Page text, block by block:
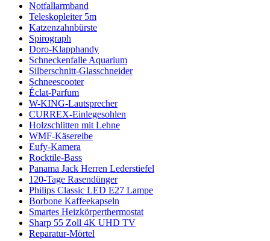
Notfallarmband
Teleskopleiter 5m
Katzenzahnbürste
Spirograph
Doro-Klapphandy
Schneckenfalle Aquarium
Silberschnitt-Glasschneider
Schneescooter
Éclat-Parfum
W-KING-Lautsprecher
CURREX-Einlegesohlen
Holzschlitten mit Lehne
WMF-Käsereibe
Eufy-Kamera
Rocktile-Bass
Panama Jack Herren Lederstiefel
120-Tage Rasendünger
Philips Classic LED E27 Lampe
Borbone Kaffeekapseln
Smartes Heizkörperthermostat
Sharp 55 Zoll 4K UHD TV
Reparatur-Mörtel